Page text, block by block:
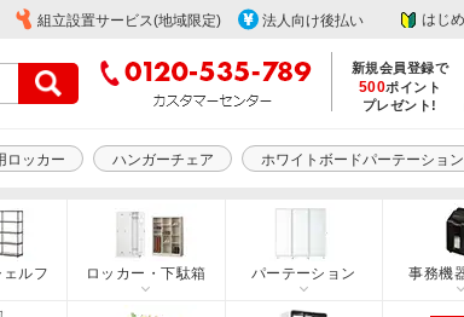
組立設置サービス(地域限定) 法人向け後払い はじ
新規会員登録で
500ポイント
プレゼント!
ロッカー ハンガーチェア ホワイトボードパーテーション
ルフ ロッカー・下駄箱 パーテーション 事務機